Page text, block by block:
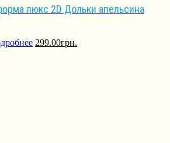
люкс 2D Дольки апельсина
299.00грн.